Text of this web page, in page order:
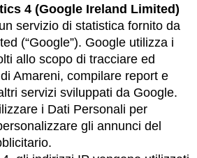
4 (Google Ireland Limited)
servizio di statistica fornito da
(“Google”). Google utilizza i
allo scopo di tracciare ed
Amareni, compilare report e
servizi sviluppati da Google.
i Dati Personali per
gli annunci del